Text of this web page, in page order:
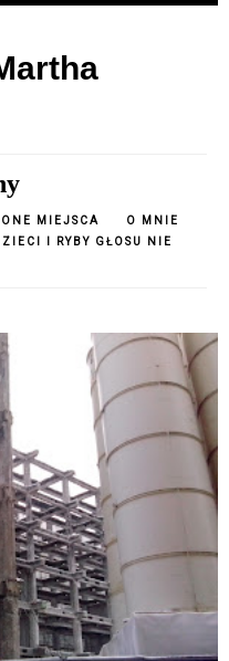
MIEJSCA
O MNIE
I RYBY GŁOSU NIE